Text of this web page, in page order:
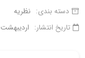
دسته بندی: نظریه
تاریخ انتشار: اردیبهشت ۱۰, ۱۳۹۷